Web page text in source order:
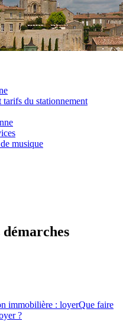
tarifs du stationnement
musique
immobilière : loyerQue faire
?